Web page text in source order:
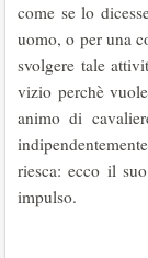
come se lo
uomo, o per una
svolgere tale
vizio perchè
animo di
riesca: ecco il
impulso.